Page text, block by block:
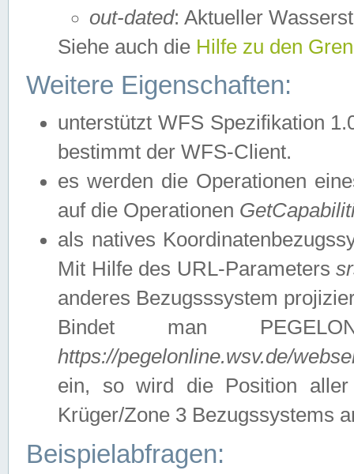
out-dated: Aktueller
Siehe auch die Hilfe zu den
Weitere Eigenschaften:
unterstützt WFS Spezifikation
bestimmt der WFS-Client.
es werden die Operationen
auf die Operationen
als natives
Mit Hilfe des URL-Parameters
anderes Bezugsssystem
Bindet man
https://pegelonline.wsv.de/
ein, so wird die Position
Krüger/Zone 3 Bezugssystems
Beispielabfragen: